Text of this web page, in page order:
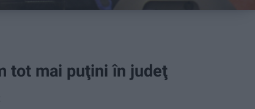
tot mai puţini în judeţ